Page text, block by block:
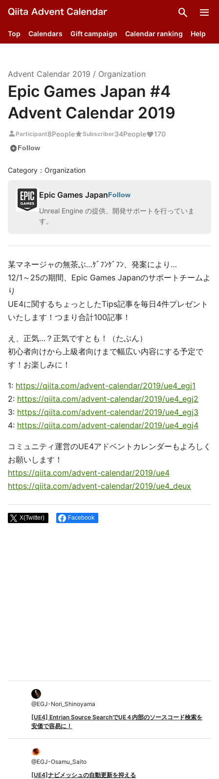
search menu
Top Calendars Gift campaign Calendar ranking Help
Advent Calendar 2019 / Organization
Epic Games Japan #4
Advent Calendar 2019
person Participant8PeoplestarSubscriber34People 170
add_circleFollow
Category：Organization
Epic Games JapanFollow
Unreal Engine の提供、開発サポートを行っていま
す。
某マネージャの無茶ぶ…ｹﾞﾌﾝｹﾞﾌﾝ、発案により…
12/1～25の期間、Epic Games Japanのサポートチームよ
り
UE4に関するちょっとしたTips記事を毎日4件プレゼント
いたします！つまり合計100記事！
え、正気…？正気ですとも！（たぶん）
初心者向けから上級者向けまで幅広い内容にする予定で
す！お楽しみに！
1: https://qiita.com/advent-calendar/2019/ue4_egj1
2: https://qiita.com/advent-calendar/2019/ue4_egj2
3: https://qiita.com/advent-calendar/2019/ue4_egj3
4: https://qiita.com/advent-calendar/2019/ue4_egj4
コミュニティ運営のUE4アドベントカレンダーもよろしく
お願いします！
https://qiita.com/advent-calendar/2019/ue4
https://qiita.com/advent-calendar/2019/ue4_deux
X(Twitter) Facebook
@EGJ-Nori_Shinoyama
[UE4] Entrian Source SearchでUE４内部のソースコード検索を
安価で容易に！
@EGJ-Osamu_Saito
[UE4]ナビメッシュの自動更新を抑える